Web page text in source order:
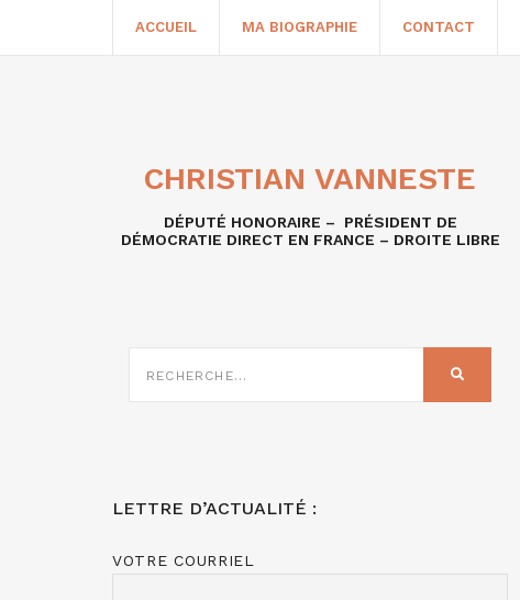
ACCUEIL MA BIOGRAPHIE CONTACT
CHRISTIAN VANNESTE
DÉPUTÉ HONORAIRE – PRÉSIDENT DE
DÉMOCRATIE DIRECT EN FRANCE – DROITE LIBRE
SUR
LETTRE D’ACTUALITÉ :
VOTRE COURRIEL